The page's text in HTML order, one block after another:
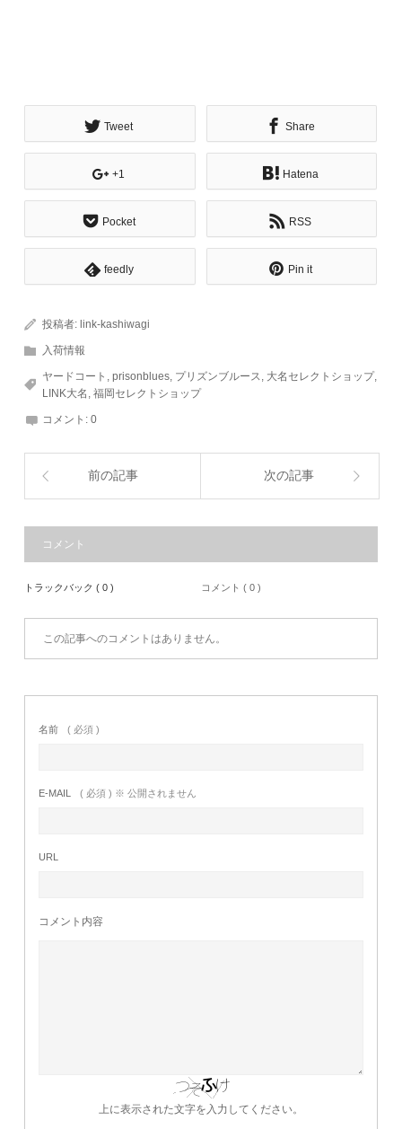
Tweet Share
+1 Hatena
Pocket RSS
feedly Pin it
投稿者: link-kashiwagi
入荷情報
ヤードコート ,prisonblues, プリズンブルース, 大名セレクトショップ,
LINK大名 ,福岡セレクトショップ
コメント:0
前の記事 次の記事
コメント
トラックバック ( 0 ) コメント ( 0 )
この記事へのコメントはありません。
名前 ( 必須 )
E-MAIL ( 必須 ) ※ 公開されません
URL
コメント内容
上に表示された文字を入力してください。